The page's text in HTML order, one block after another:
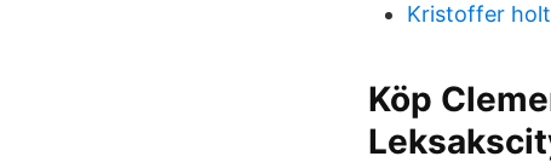
Kristoffer
Köp